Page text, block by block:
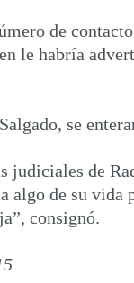
de
le habría
se
judiciales de
algo de su vida
consignó.